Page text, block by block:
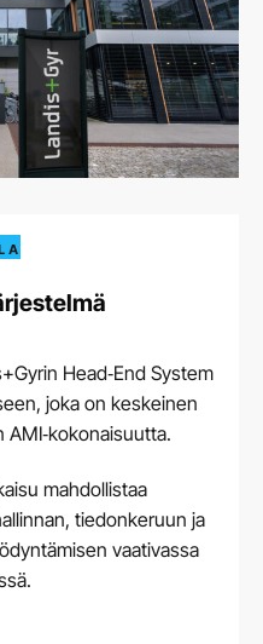
Head‑End System
joka on keskeinen
mahdollistaa
tiedonkeruun ja
vaativassa